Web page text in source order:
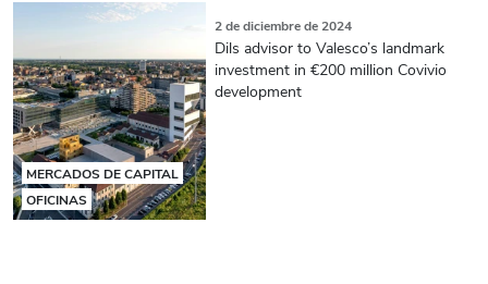
MERCADOS DE CAPITAL
OFICINAS
2 de diciembre de 2024
Dils advisor to Valesco’s landmark
investment in €200 million Covivio
development